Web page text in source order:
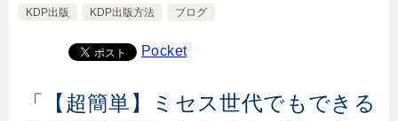
KDP出版
KDP出版方法 ブログ
Pocket
「【超簡単】ミセス世代でもできる